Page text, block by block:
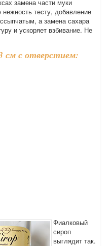
замена части муки
тесту, добавление
а замена сахара
и ускоряет взбивание. Не
см с отверстием:
Фиалковый
сироп
выглядит так.